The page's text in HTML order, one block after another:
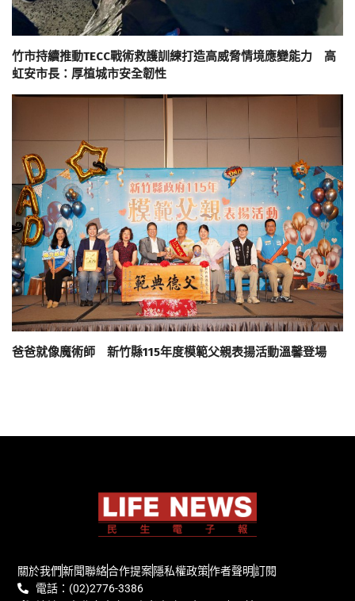
竹市持續推動TECC戰術救護訓練打造高威脅情境應變能力 高
虹安市長：厚植城市安全韌性
爸爸就像魔術師 新竹縣115年度模範父親表揚活動溫馨登場
關於我們新聞聯絡合作提案隱私權政策作者聲明訂閱
電話：(02)2776-3386